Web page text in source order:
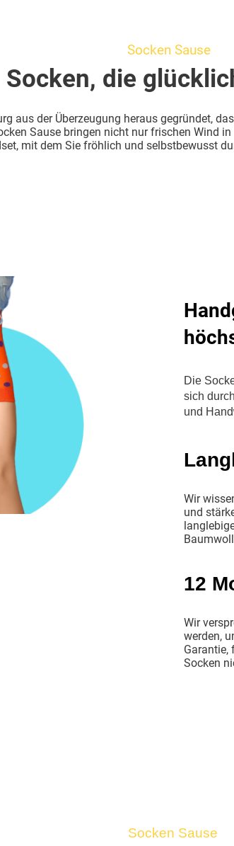
Socken Sause
Socken, die
aus der Überzeugung heraus gegründet,
Sause bringen nicht nur frischen Wind
mit dem Sie fröhlich und selbstbewusst
Die
sich
und
Wir
und
12
Wir
werden,
Garantie,
Socken
Socken Sause